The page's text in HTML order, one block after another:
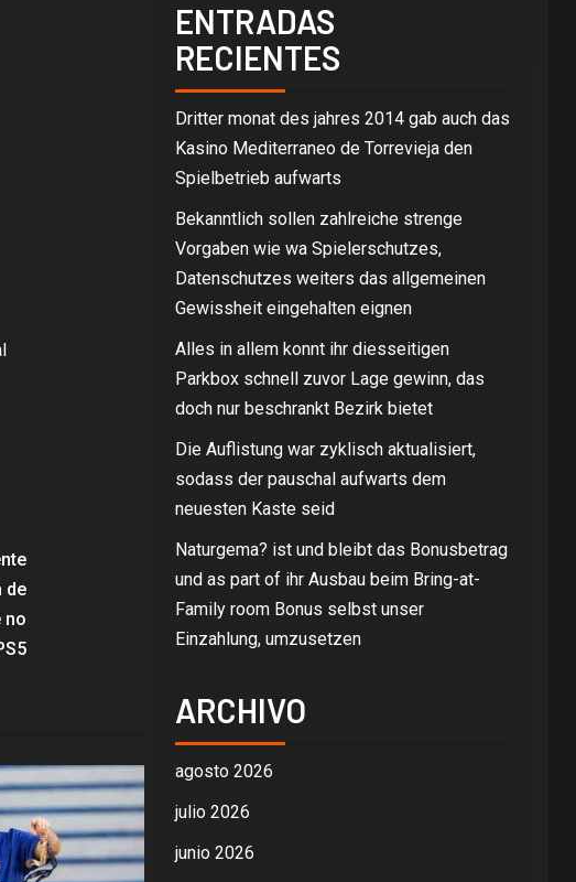
de
no
ENTRADAS
RECIENTES
Dritter monat des jahres 2014 gab auch das
Kasino Mediterraneo de Torrevieja den
Spielbetrieb aufwarts
Bekanntlich sollen zahlreiche strenge
Vorgaben wie wa Spielerschutzes,
Datenschutzes weiters das allgemeinen
Gewissheit eingehalten eignen
Alles in allem konnt ihr diesseitigen
Parkbox schnell zuvor Lage gewinn, das
doch nur beschrankt Bezirk bietet
Die Auflistung war zyklisch aktualisiert,
sodass der pauschal aufwarts dem
neuesten Kaste seid
Naturgema? ist und bleibt das Bonusbetrag
und as part of ihr Ausbau beim Bring-at-
Family room Bonus selbst unser
Einzahlung, umzusetzen
ARCHIVO
agosto 2026
julio 2026
junio 2026